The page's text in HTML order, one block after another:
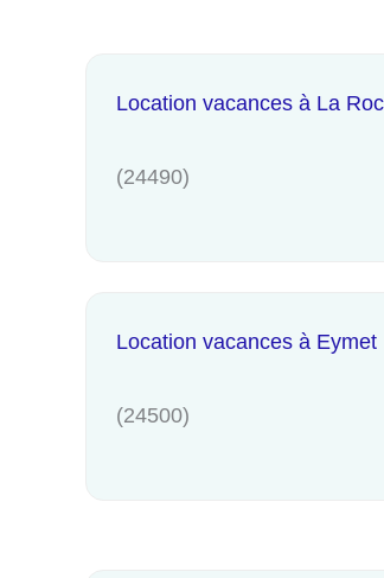
Location vacances à La
(24490)
Location vacances à Eymet
(24500)